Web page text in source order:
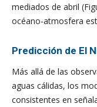
mediados de abril
océano-atmosfera
Predicción de El
Más allá de las
aguas cálidas, los
consistentes en